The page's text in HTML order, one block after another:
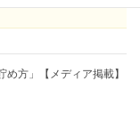
方」【メディア掲載】